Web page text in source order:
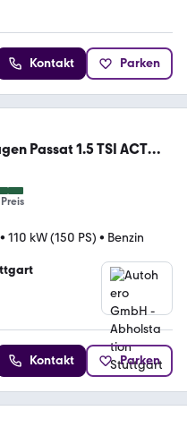
Kontakt Parken
Passat 1.5 TSI ACT
Aut.*NAVI*LED*ACC*
• 110 kW (150 PS) • Benzin
Kontakt Parken